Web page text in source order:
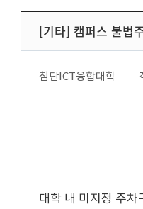
[기타] 캠퍼스 불법
첨단ICT융합대학
대학 내 미지정 주